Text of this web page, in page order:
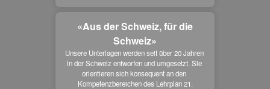
«Aus der Schweiz, für die
Schweiz»
Unsere Unterlagen werden seit über 20 Jahren
in der Schweiz entworfen und umgesetzt. Sie
orientieren sich konsequent an den
Kompetenzbereichen des Lehrplan 21.